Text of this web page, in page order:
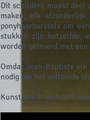
Dit schilderij maakt deel
maken, elk
ponyhaarborstels om
stukken zijn hetzelfde,
worden geleverd met
Omdat Jean-Baptiste
nodig om het voltooide
Kunst wordt verkocht